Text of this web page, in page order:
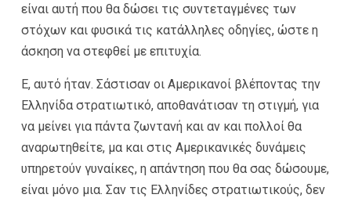
είναι αυτή που θα δώσει τις συντεταγμένες των
στόχων και φυσικά τις κατάλληλες οδηγίες, ώστε η
άσκηση να στεφθεί με επιτυχία.
Ε, αυτό ήταν. Σάστισαν οι Αμερικανοί βλέποντας την
Ελληνίδα στρατιωτικό, αποθανάτισαν τη στιγμή, για
να μείνει για πάντα ζωντανή και αν και πολλοί θα
αναρωτηθείτε, μα και στις Αμερικανικές δυνάμεις
υπηρετούν γυναίκες, η απάντηση που θα σας δώσουμε,
είναι μόνο μια. Σαν τις Ελληνίδες στρατιωτικούς, δεν